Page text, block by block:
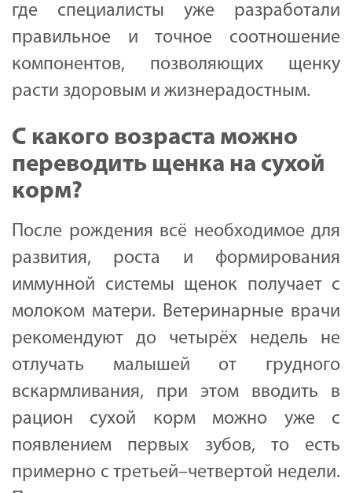
где специалисты уже разработали
правильное и точное соотношение
компонентов, позволяющих щенку
расти здоровым и жизнерадостным.
С какого возраста можно
переводить щенка на сухой
корм?
После рождения всё необходимое для
развития, роста и формирования
иммунной системы щенок получает с
молоком матери. Ветеринарные врачи
рекомендуют до четырёх недель не
отлучать малышей от грудного
вскармливания, при этом вводить в
рацион сухой корм можно уже с
появлением первых зубов, то есть
примерно с третьей–четвертой недели.